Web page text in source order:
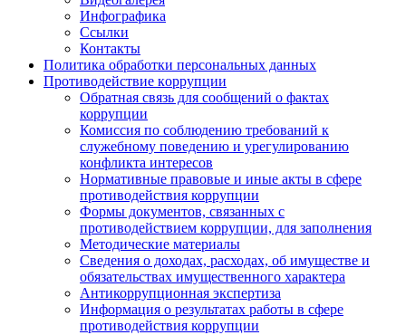
Инфографика
Ссылки
Контакты
Политика обработки персональных данных
Прoтивoдeйствие кoрpупции
Обратная связь для сообщений о фактах
коррупции
Комиссия по соблюдению требований к
служебному поведению и урегулированию
конфликта интересов
Нормативные правовые и иные акты в сфере
противодействия коррупции
Формы документов, связанных с
противодействием коррупции, для заполнения
Методические материалы
Сведения о доходах, расходах, об имуществе и
обязательствах имущественного характера
Антикоррупционная экспертиза
Информация о результатах работы в сфере
противодействия коррупции